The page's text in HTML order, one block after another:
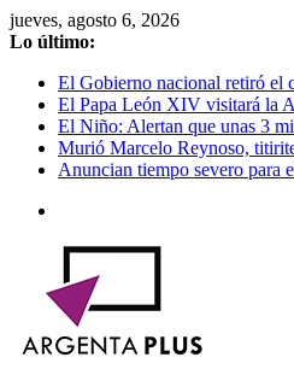
Saltar
al
jueves, agosto 6, 2026
Lo último:
El Gobierno nacional retiró el
El Papa León XIV visitará la
El Niño: Alertan que unas 3
Murió Marcelo Reynoso,
Anuncian tiempo severo para